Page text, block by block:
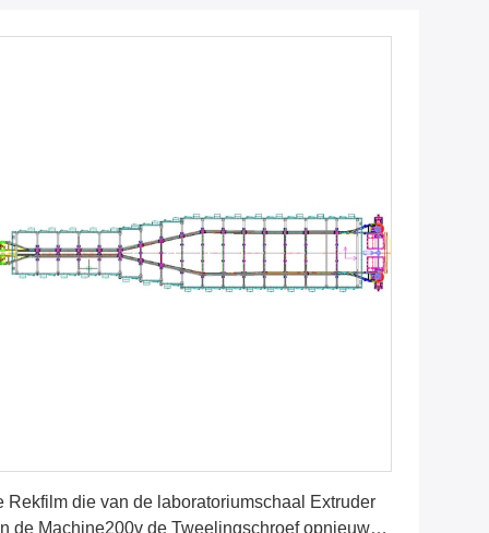
Rekfilm die van de laboratoriumschaal Extruder
de Machine200v de Tweelingschroef opnieuw